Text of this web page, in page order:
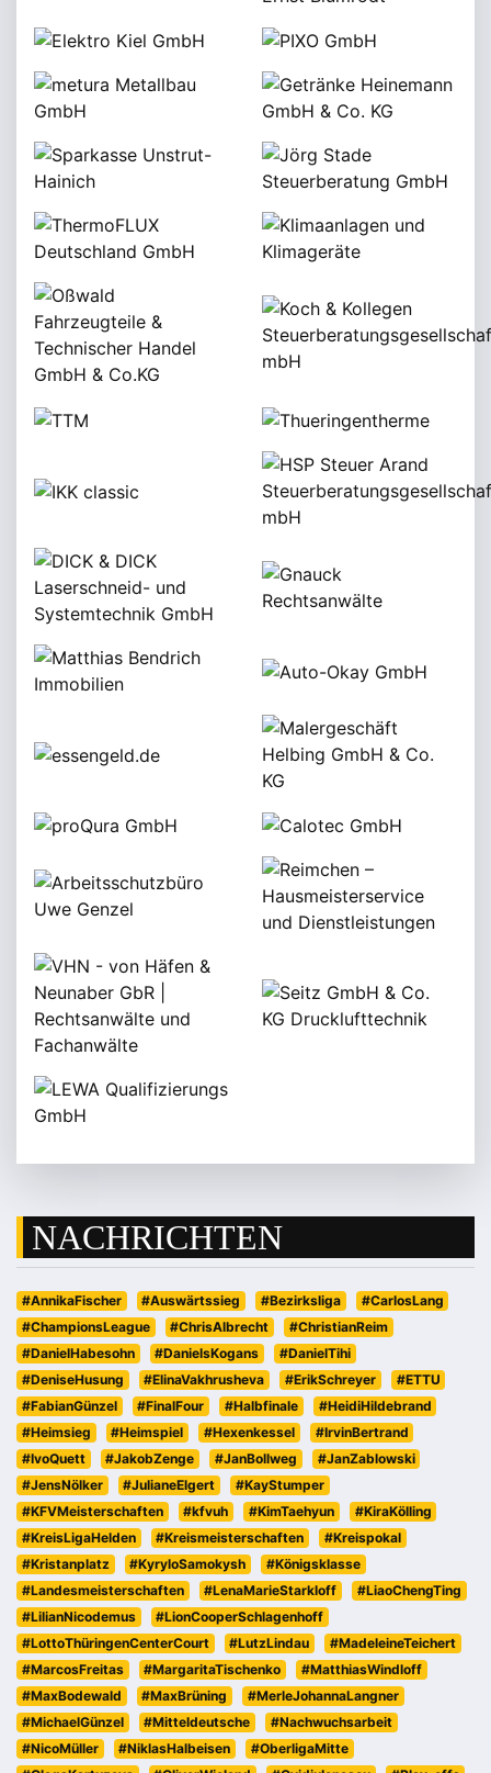
NACHRICHTEN
#AnnikaFischer #Auswärtssieg #Bezirksliga
#CarlosLang
#ChampionsLeague
#ChrisAlbrecht
#ChristianReim
#DanielHabesohn
#DanielsKogans
#DanielTihi
#DeniseHusung
#ElinaVakhrusheva #ErikSchreyer
#ETTU
#FabianGünzel
#FinalFour #Halbfinale
#HeidiHildebrand
#Heimsieg
#Heimspiel #Hexenkessel
#IrvinBertrand
#IvoQuett
#JakobZenge #JanBollweg
#JanZablowski
#JensNölker
#JulianeElgert
#KayStumper
#KFVMeisterschaften
#kfvuh #KimTaehyun
#KiraKölling
#KreisLigaHelden
#Kreismeisterschaften
#Kreispokal
#Kristanplatz
#KyryloSamokysh
#Königsklasse
#Landesmeisterschaften
#LenaMarieStarkloff
#LiaoChengTing
#LilianNicodemus
#LionCooperSchlagenhoff
#LottoThüringenCenterCourt
#LutzLindau
#MadeleineTeichert
#MarcosFreitas
#MargaritaTischenko
#MatthiasWindloff
#MaxBodewald
#MaxBrüning
#MerleJohannaLangner
#MichaelGünzel
#Mitteldeutsche
#Nachwuchsarbeit
#NicoMüller
#NiklasHalbeisen
#OberligaMitte